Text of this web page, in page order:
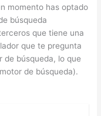
momento has optado
búsqueda
que tiene una
que te pregunta
de búsqueda, lo que
de búsqueda).